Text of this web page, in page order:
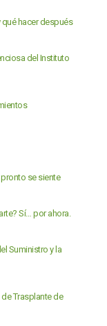
hacer después
del Instituto
se siente
Sí… por ahora.
Suministro y la
de Trasplante de